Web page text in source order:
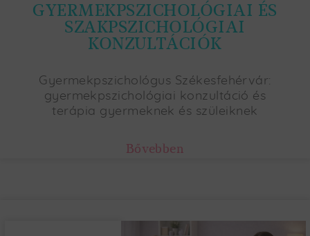
GYERMEKPSZICHOLÓGIAI ÉS
SZAKPSZICHOLÓGIAI
KONZULTÁCIÓK
Gyermekpszichológus Székesfehérvár:
gyermekpszichológiai konzultáció és
terápia gyermeknek és szüleiknek
Bővebben